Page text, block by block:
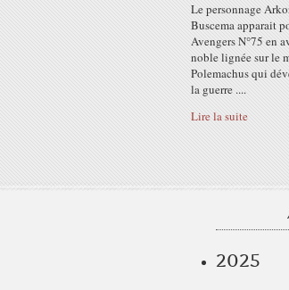
Le personnage
Buscema apparait
Avengers N°75 en
noble lignée sur le
Polemachus qui
la guerre ....
Lire la suite
2025